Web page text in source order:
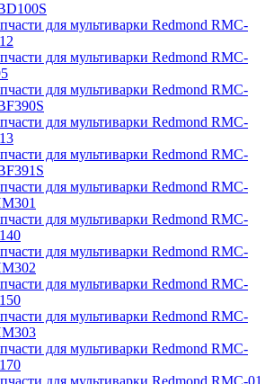
для мультиварки Redmond RMC-
для мультиварки Redmond RMC-
для мультиварки Redmond RMC-
для мультиварки Redmond RMC-
для мультиварки Redmond RMC-
для мультиварки Redmond RMC-
для мультиварки Redmond RMC-
для мультиварки Redmond RMC-
для мультиварки Redmond RMC-
для мультиварки Redmond RMC-
для мультиварки Redmond RMC-
для мультиварки Redmond RMC-01